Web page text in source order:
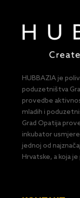
HUBBAZIA je
poduzetništva
provedbe
mladih i
Grad Opatija
inkubator
jednoj od
Hrvatske, a koja